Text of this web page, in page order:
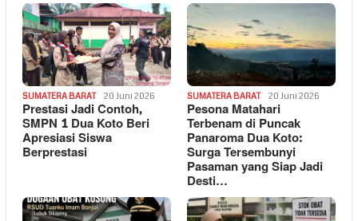
SUMATERA BARAT 20 Juni 2026
Prestasi Jadi Contoh,
SMPN 1 Dua Koto Beri
Apresiasi Siswa
Berprestasi
SUMATERA BARAT 20 Juni 2026
Pesona Matahari
Terbenam di Puncak
Panaroma Dua Koto:
Surga Tersembunyi
Pasaman yang Siap Jadi
Desti…